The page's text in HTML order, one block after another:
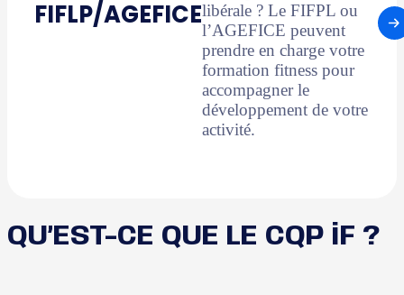
FIFLP/AGEFICElibérale ? Le FIFPL ou
l’AGEFICE peuvent
prendre en charge votre
formation fitness pour
accompagner le
développement de votre
activité.
QU’EST-CE QUE LE CQP iF ?